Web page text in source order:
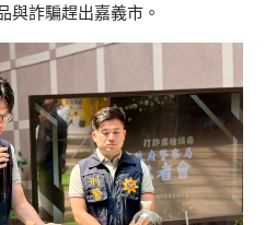
與詐騙趕出嘉義市。